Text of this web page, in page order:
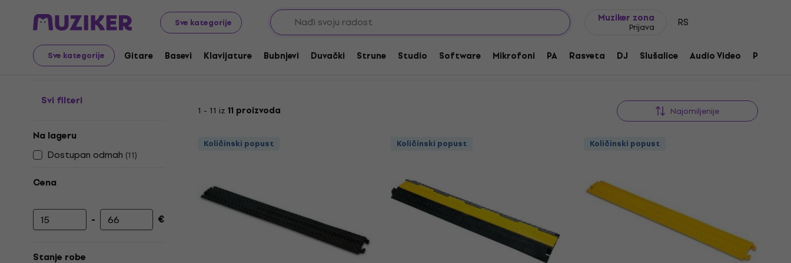
Sve kategorije
Muziker zona
Prijava RS
Sve kategorije Gitare Basevi Klavijature Bubnjevi Duvački Strune Studio Software Mikrofoni PA Rasveta DJ Slušalice Audio Video Pribor
Muzički instrumenti Pribor Kablovi, konektori i adapteri Zaštita kablova od gaženja
Zaštitna cev za kablove
Svi filteri
Na lageru
Dostupan odmah (11)
Cena
Minimalna cena
- Maksimalna cena
€
Stanje robe
1 - 11 iz 11 proizvoda Najomiljenije
Količinski popust Količinski popust Količinski popust